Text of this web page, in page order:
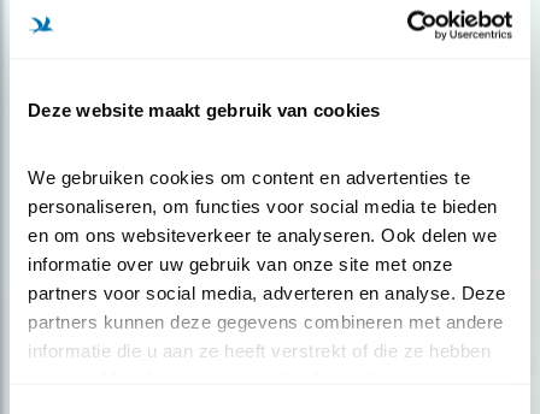
Deze website maakt gebruik van cookies
We gebruiken cookies om content en advertenties te
personaliseren, om functies voor social media te bieden
en om ons websiteverkeer te analyseren. Ook delen we
informatie over uw gebruik van onze site met onze
partners voor social media, adverteren en analyse. Deze
partners kunnen deze gegevens combineren met andere
informatie die u aan ze heeft verstrekt of die ze hebben
Meld je aan en ontvang nieuws, inspiratie, acties en tips
over vogels en activiteiten van Vogelbescherming.